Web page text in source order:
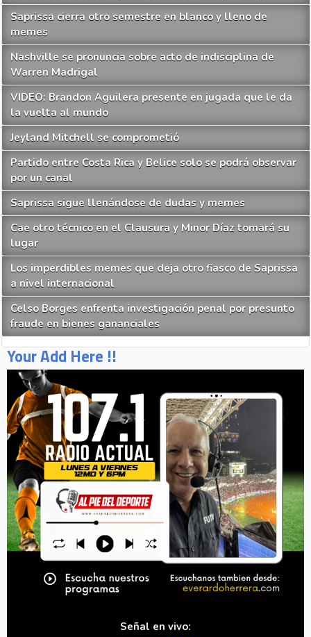
Saprissa cierra otro semestre en blanco y lleno de
memes
Nashville se pronuncia sobre acto de indisciplina de
Warren Madrigal
VIDEO: Brandon Aguilera presente en jugada que le da
la vuelta al mundo
Jeyland Mitchell se comprometió
Partido entre Costa Rica y Belice solo se podrá observar
por un canal
Saprissa sigue llenándose de dudas y memes
Cae otro técnico en el Clausura y Minor Díaz tomará su
lugar
Los imperdibles memes que deja otro fiasco de Saprissa
a nivel internacional
Celso Borges enfrenta investigación penal por presunto
fraude en bienes gananciales
Your Add Here !!
Señal en vivo: